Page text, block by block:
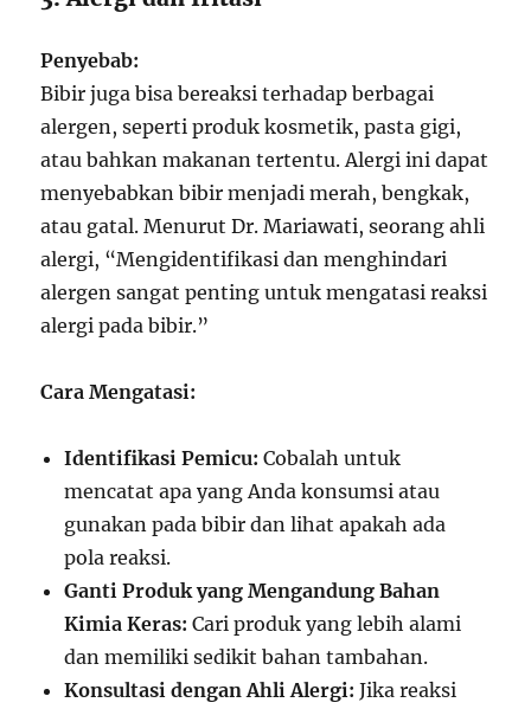
Penyebab:
Bibir juga bisa bereaksi terhadap berbagai
alergen, seperti produk kosmetik, pasta gigi,
atau bahkan makanan tertentu. Alergi ini dapat
menyebabkan bibir menjadi merah, bengkak,
atau gatal. Menurut Dr. Mariawati, seorang ahli
alergi, “Mengidentifikasi dan menghindari
alergen sangat penting untuk mengatasi reaksi
alergi pada bibir.”
Cara Mengatasi:
Identifikasi Pemicu: Cobalah untuk
mencatat apa yang Anda konsumsi atau
gunakan pada bibir dan lihat apakah ada
pola reaksi.
Ganti Produk yang Mengandung Bahan
Kimia Keras: Cari produk yang lebih alami
dan memiliki sedikit bahan tambahan.
Konsultasi dengan Ahli Alergi: Jika reaksi